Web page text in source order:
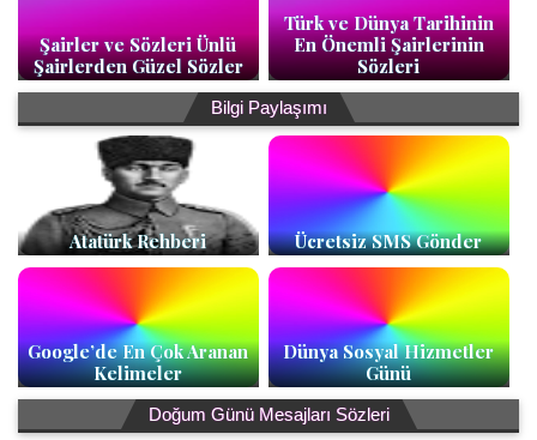
Şairler ve Sözleri Ünlü
Şairlerden Güzel Sözler
Türk ve Dünya Tarihinin
En Önemli Şairlerinin
Sözleri
Bilgi Paylaşımı
Atatürk Rehberi Ücretsiz SMS Gönder
Google’de En Çok Aranan
Kelimeler
Dünya Sosyal Hizmetler
Günü
Doğum Günü Mesajları Sözleri